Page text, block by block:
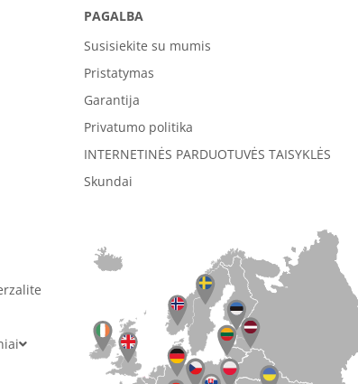
PAGALBA
Susisiekite su mumis
Pristatymas
Garantija
Privatumo politika
INTERNETINĖS PARDUOTUVĖS TAISYKLĖS
Skundai